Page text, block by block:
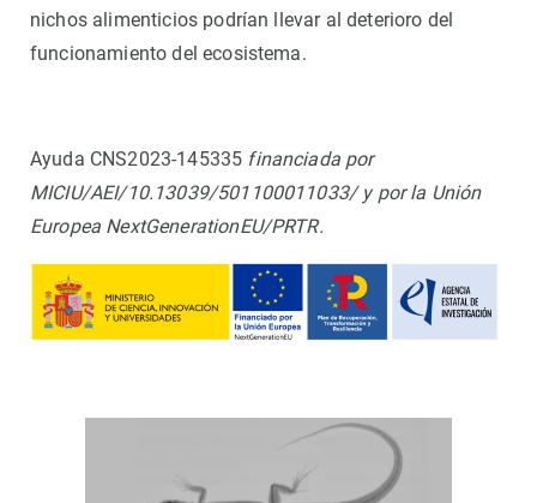
nichos alimenticios podrían llevar al deterioro del
funcionamiento del ecosistema.
Ayuda CNS2023-145335 financiada por
MICIU/AEI/10.13039/501100011033/ y por la Unión
Europea NextGenerationEU/PRTR.